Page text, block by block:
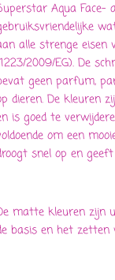
Aqua Face-
alle strenge eisen
2009/EG). De
geen parfum,
dieren. De kleuren
is goed te
om een
snel op en
matte kleuren zijn
basis en het zetten